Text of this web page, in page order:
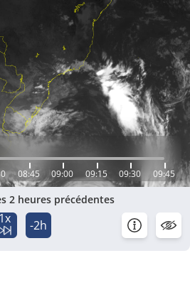
08:45 09:00 09:15 09:30 09:45
2 heures précédentes
1x -2h